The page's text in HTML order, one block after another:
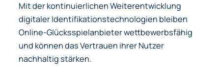
Mit der kontinuierlichen Weiterentwicklung
digitaler Identifikationstechnologien bleiben
Online-Glücksspielanbieter wettbewerbsfähig
und können das Vertrauen ihrer Nutzer
nachhaltig stärken.